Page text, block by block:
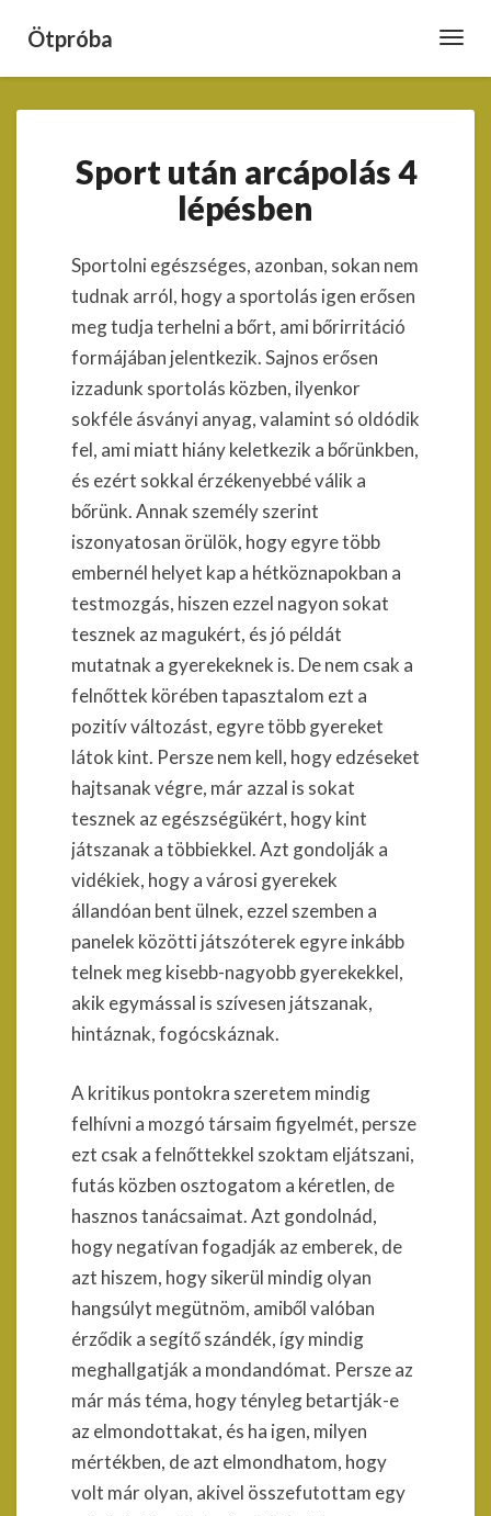
Ötpróba
után
arcápolás
4
Sport után arcápolás 4
lépésben
Sportolni egészséges, azonban, sokan nem
tudnak arról, hogy a sportolás igen erősen
meg tudja terhelni a bőrt, ami bőrirritáció
formájában jelentkezik. Sajnos erősen
izzadunk sportolás közben, ilyenkor
sokféle ásványi anyag, valamint só oldódik
fel, ami miatt hiány keletkezik a bőrünkben,
és ezért sokkal érzékenyebbé válik a
bőrünk. Annak személy szerint
iszonyatosan örülök, hogy egyre több
embernél helyet kap a hétköznapokban a
testmozgás, hiszen ezzel nagyon sokat
tesznek az magukért, és jó példát
mutatnak a gyerekeknek is. De nem csak a
felnőttek körében tapasztalom ezt a
pozitív változást, egyre több gyereket
látok kint. Persze nem kell, hogy edzéseket
hajtsanak végre, már azzal is sokat
tesznek az egészségükért, hogy kint
játszanak a többiekkel. Azt gondolják a
vidékiek, hogy a városi gyerekek
állandóan bent ülnek, ezzel szemben a
panelek közötti játszóterek egyre inkább
telnek meg kisebb-nagyobb gyerekekkel,
akik egymással is szívesen játszanak,
hintáznak, fogócskáznak.
A kritikus pontokra szeretem mindig
felhívni a mozgó társaim figyelmét, persze
ezt csak a felnőttekkel szoktam eljátszani,
futás közben osztogatom a kéretlen, de
hasznos tanácsaimat. Azt gondolnád,
hogy negatívan fogadják az emberek, de
azt hiszem, hogy sikerül mindig olyan
hangsúlyt megütnöm, amiből valóban
érződik a segítő szándék, így mindig
meghallgatják a mondandómat. Persze az
már más téma, hogy tényleg betartják-e
az elmondottakat, és ha igen, milyen
mértékben, de azt elmondhatom, hogy
volt már olyan, akivel összefutottam egy